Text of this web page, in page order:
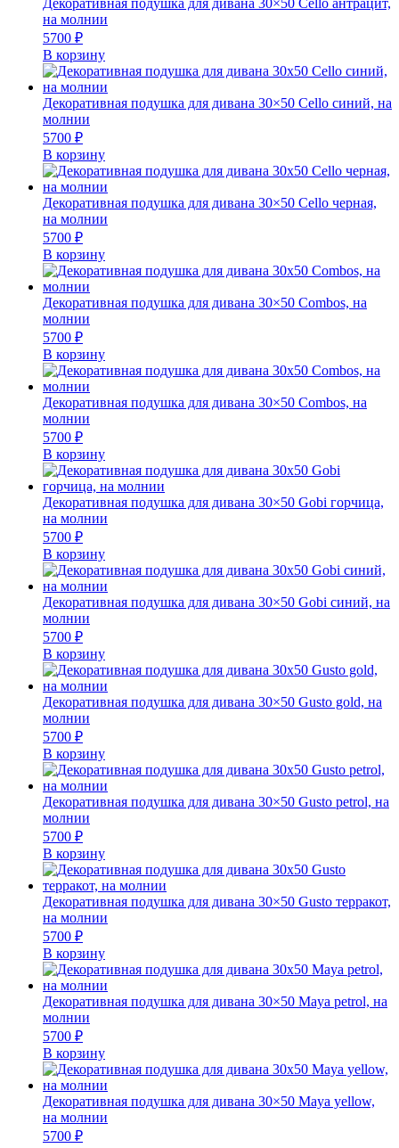
Декоративная подушка для дивана 30×50 Cello антрацит,
на молнии
5700 ₽
В корзину
Декоративная подушка для дивана 30×50 Cello синий, на
молнии
5700 ₽
В корзину
Декоративная подушка для дивана 30×50 Cello черная,
на молнии
5700 ₽
В корзину
Декоративная подушка для дивана 30×50 Combos, на
молнии
5700 ₽
В корзину
Декоративная подушка для дивана 30×50 Combos, на
молнии
5700 ₽
В корзину
Декоративная подушка для дивана 30×50 Gobi горчица,
на молнии
5700 ₽
В корзину
Декоративная подушка для дивана 30×50 Gobi синий, на
молнии
5700 ₽
В корзину
Декоративная подушка для дивана 30×50 Gusto gold, на
молнии
5700 ₽
В корзину
Декоративная подушка для дивана 30×50 Gusto petrol, на
молнии
5700 ₽
В корзину
Декоративная подушка для дивана 30×50 Gusto терракот,
на молнии
5700 ₽
В корзину
Декоративная подушка для дивана 30×50 Maya petrol, на
молнии
5700 ₽
В корзину
Декоративная подушка для дивана 30×50 Maya yellow,
на молнии
5700 ₽